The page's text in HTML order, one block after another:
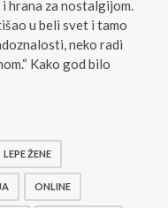
hrana za nostalgijom.
u beli svet i tamo
neko radi
Kako god bilo
LEPE ŽENE
ONLINE